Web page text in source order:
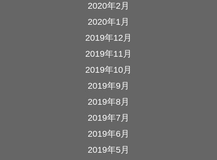
2020年2月
2020年1月
2019年12月
2019年11月
2019年10月
2019年9月
2019年8月
2019年7月
2019年6月
2019年5月